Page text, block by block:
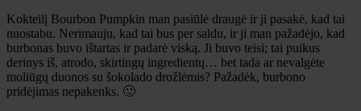
Kokteilį Bourbon Pumpkin man pasiūlė draugė ir ji pasakė, kad tai
nuostabu. Nerimauju, kad tai bus per saldu, ir ji man pažadėjo, kad
burbonas buvo ištartas ir padarė viską. Ji buvo teisi; tai puikus
derinys iš, atrodo, skirtingų ingredientų… bet tada ar nevalgėte
moliūgų duonos su šokolado drožlėmis? Pažadėk, burbono
pridėjimas nepakenks. 🙂